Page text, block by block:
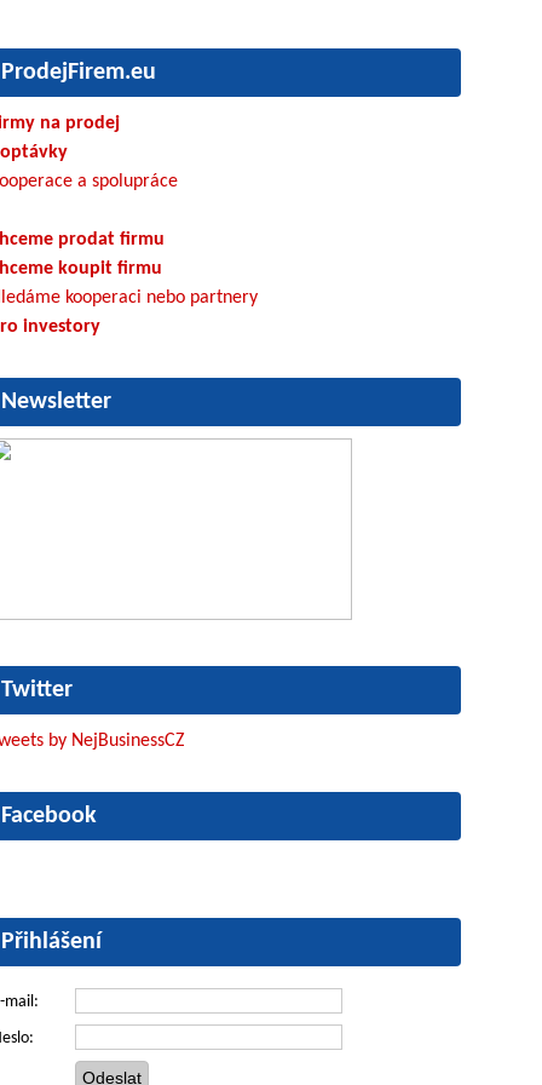
ProdejFirem.eu
na prodej
a spolupráce
prodat firmu
koupit firmu
kooperaci nebo partnery
investory
Newsletter
Twitter
by NejBusinessCZ
Facebook
Přihlášení
mail: